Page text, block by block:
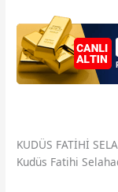
KUDÜS FATİHİ
Kudüs Fatihi